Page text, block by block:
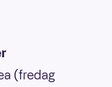
(fredag